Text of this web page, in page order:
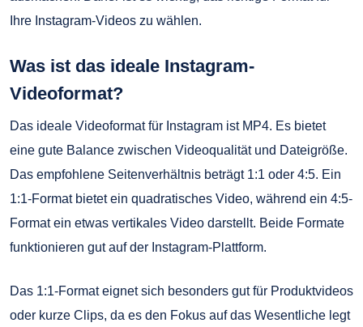
Ihre Instagram-Videos zu wählen.
Was ist das ideale Instagram-
Videoformat?
Das ideale Videoformat für Instagram ist MP4. Es bietet
eine gute Balance zwischen Videoqualität und Dateigröße.
Das empfohlene Seitenverhältnis beträgt 1:1 oder 4:5. Ein
1:1-Format bietet ein quadratisches Video, während ein 4:5-
Format ein etwas vertikales Video darstellt. Beide Formate
funktionieren gut auf der Instagram-Plattform.
Das 1:1-Format eignet sich besonders gut für Produktvideos
oder kurze Clips, da es den Fokus auf das Wesentliche legt